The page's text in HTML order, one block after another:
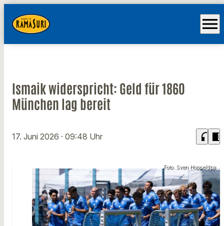
menu
Ismaik widerspricht: Geld für 1860
München lag bereit
17. Juni 2026 · 09:48 Uhr headphones chrome_reader_mode
Foto: Sven Hoppe/dpa